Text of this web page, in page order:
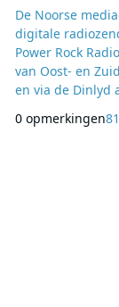
De Noorse
digitale
Power Rock
van Oost- en
en via de Dinlyd app. Heart richt zich op
muziek. De
0 opmerkingen